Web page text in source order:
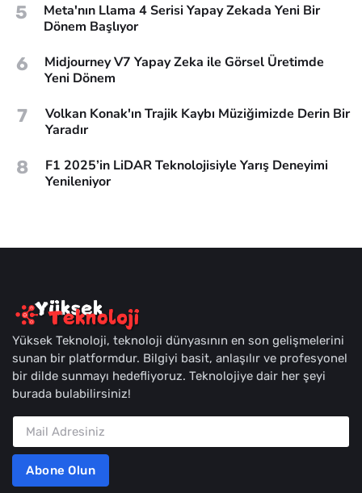
5
Meta'nın Llama 4 Serisi Yapay Zekada Yeni Bir
Dönem Başlıyor
6
Midjourney V7 Yapay Zeka ile Görsel Üretimde
Yeni Dönem
7
Volkan Konak'ın Trajik Kaybı Müziğimizde Derin Bir
Yaradır
8
F1 2025’in LiDAR Teknolojisiyle Yarış Deneyimi
Yenileniyor
Yüksek Teknoloji, teknoloji dünyasının en son gelişmelerini
sunan bir platformdur. Bilgiyi basit, anlaşılır ve profesyonel
bir dilde sunmayı hedefliyoruz. Teknolojiye dair her şeyi
burada bulabilirsiniz!
Abone Olun